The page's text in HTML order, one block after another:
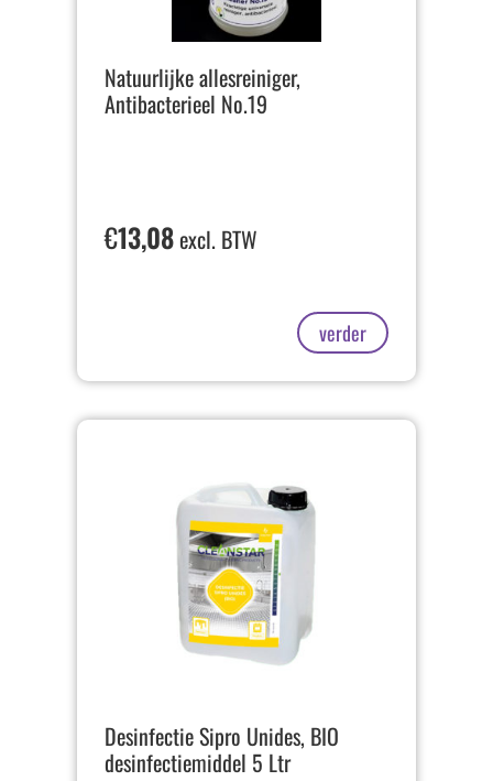
Natuurlijke allesreiniger,
Antibacterieel No.19
€13,08excl. BTW
verder
Desinfectie Sipro Unides, BIO
desinfectiemiddel 5 Ltr